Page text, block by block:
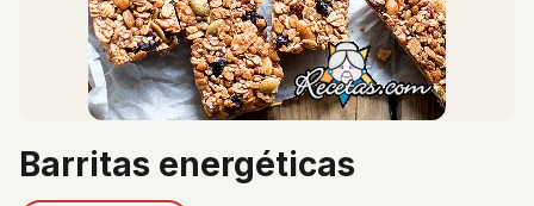
Barritas energéticas